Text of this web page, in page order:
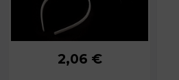
Obvod čelenky:
2,06 €